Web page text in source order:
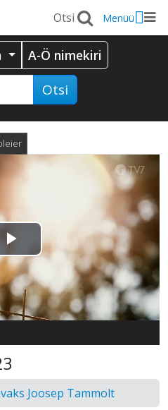
Menüü
A-Ö nimekiri
Otsi
Esita
video
Joosep Tammolt